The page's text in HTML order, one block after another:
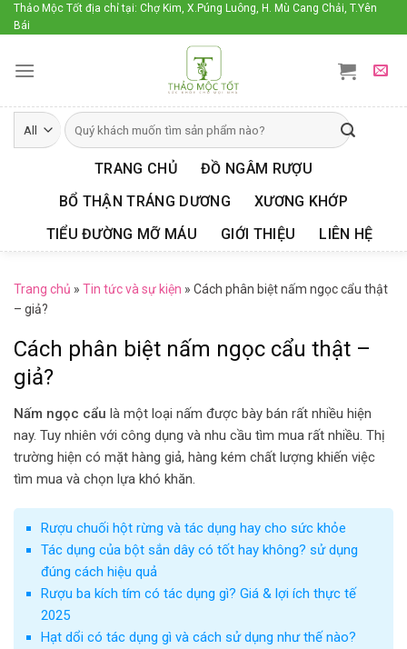
Skip
to
Thảo Mộc Tốt địa chỉ tại: Chợ Kim, X.Púng Luông, H. Mù Cang Chải, T.Yên
Bái
TRANG CHỦ
ĐỒ NGÂM RƯỢU
BỔ THẬN TRÁNG DƯƠNG
XƯƠNG KHỚP
TIỂU ĐƯỜNG MỠ MÁU
GIỚI THIỆU LIÊN HỆ
Trang chủ » Tin tức và sự kiện » Cách phân biệt nấm ngọc cẩu thật
– giả?
Cách phân biệt nấm ngọc cẩu thật –
giả?
Nấm ngọc cẩu là một loại nấm được bày bán rất nhiều hiện
nay. Tuy nhiên với công dụng và nhu cầu tìm mua rất nhiều. Thị
trường hiện có mặt hàng giả, hàng kém chất lượng khiến việc
tìm mua và chọn lựa khó khăn.
Rượu chuối hột rừng và tác dụng hay cho sức khỏe
Tác dụng của bột sắn dây có tốt hay không? sử dụng
đúng cách hiệu quả
Rượu ba kích tím có tác dụng gì? Giá & lợi ích thực tế
2025
Hạt dổi có tác dụng gì và cách sử dụng như thế nào?